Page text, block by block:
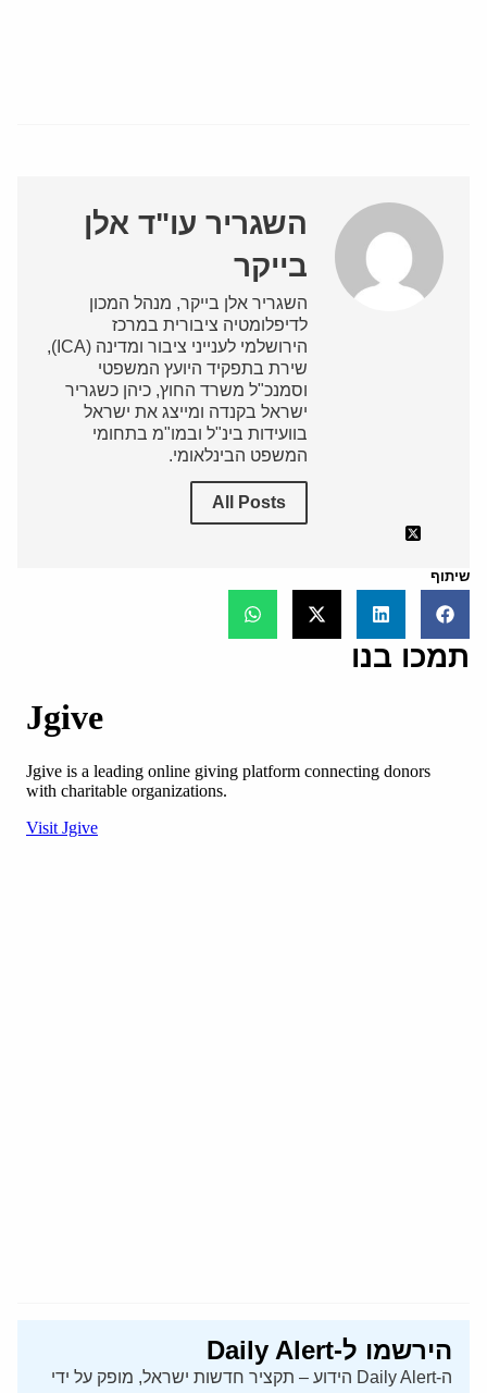
השגריר עו"ד אלן
בייקר
השגריר אלן בייקר, מנהל המכון
לדיפלומטיה ציבורית במרכז
הירושלמי לענייני ציבור ומדינה (ICA),
שירת בתפקיד היועץ המשפטי
וסמנכ"ל משרד החוץ, כיהן כשגריר
ישראל בקנדה ומייצג את ישראל
בוועידות בינ"ל ובמו"מ בתחומי
המשפט הבינלאומי.
All Posts
שיתוף
תמכו בנו
הירשמו ל-Daily Alert
ה-Daily Alert הידוע – תקציר חדשות ישראל, מופק על ידי